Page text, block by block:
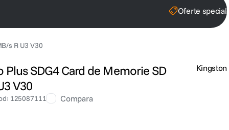
Oferte
s R U3 V30
Plus SDG4 Card de Memorie SD
V30
: 125087111 Compara
Kingston